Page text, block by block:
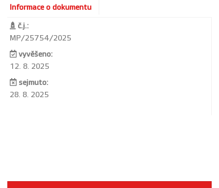
Informace o dokumentu
č.j.:
MP/25754/2025
vyvěšeno:
12. 8. 2025
sejmuto:
28. 8. 2025